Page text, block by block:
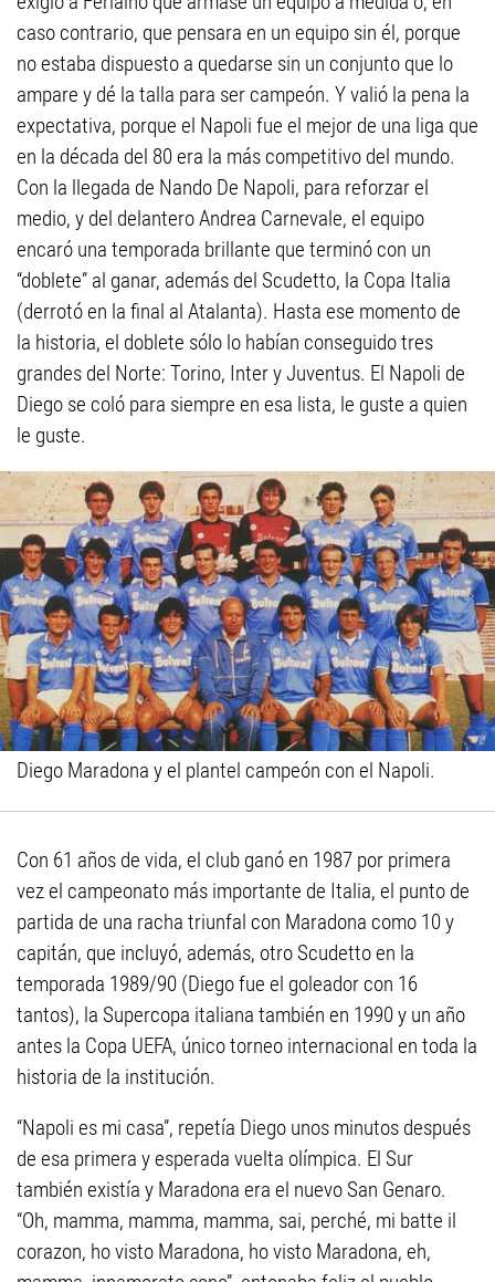
caso contrario, que pensara en un equipo sin él, porque
no estaba dispuesto a quedarse sin un conjunto que lo
ampare y dé la talla para ser campeón. Y valió la pena la
expectativa, porque el Napoli fue el mejor de una liga que
en la década del 80 era la más competitivo del mundo.
Con la llegada de Nando De Napoli, para reforzar el
medio, y del delantero Andrea Carnevale, el equipo
encaró una temporada brillante que terminó con un
“doblete” al ganar, además del Scudetto, la Copa Italia
(derrotó en la final al Atalanta). Hasta ese momento de
la historia, el doblete sólo lo habían conseguido tres
grandes del Norte: Torino, Inter y Juventus. El Napoli de
Diego se coló para siempre en esa lista, le guste a quien
le guste.
Diego Maradona y el plantel campeón con el Napoli.
Con 61 años de vida, el club ganó en 1987 por primera
vez el campeonato más importante de Italia, el punto de
partida de una racha triunfal con Maradona como 10 y
capitán, que incluyó, además, otro Scudetto en la
temporada 1989/90 (Diego fue el goleador con 16
tantos), la Supercopa italiana también en 1990 y un año
antes la Copa UEFA, único torneo internacional en toda la
historia de la institución.
“Napoli es mi casa”, repetía Diego unos minutos después
de esa primera y esperada vuelta olímpica. El Sur
también existía y Maradona era el nuevo San Genaro.
“Oh, mamma, mamma, mamma, sai, perché, mi batte il
corazon, ho visto Maradona, ho visto Maradona, eh,